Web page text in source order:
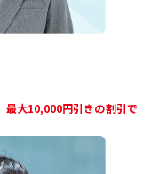
最大10,000円引きの割引で